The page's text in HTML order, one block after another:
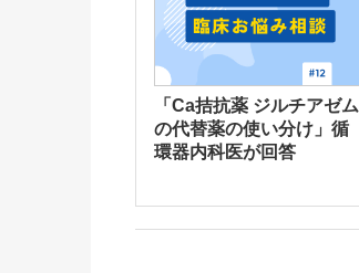
「Ca拮抗薬 ジルチアゼム
の代替薬の使い分け」循
環器内科医が回答